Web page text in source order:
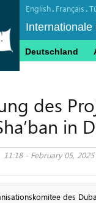
English. Français.
Deutschland
des
in
11:18 - February 05, 2025
des